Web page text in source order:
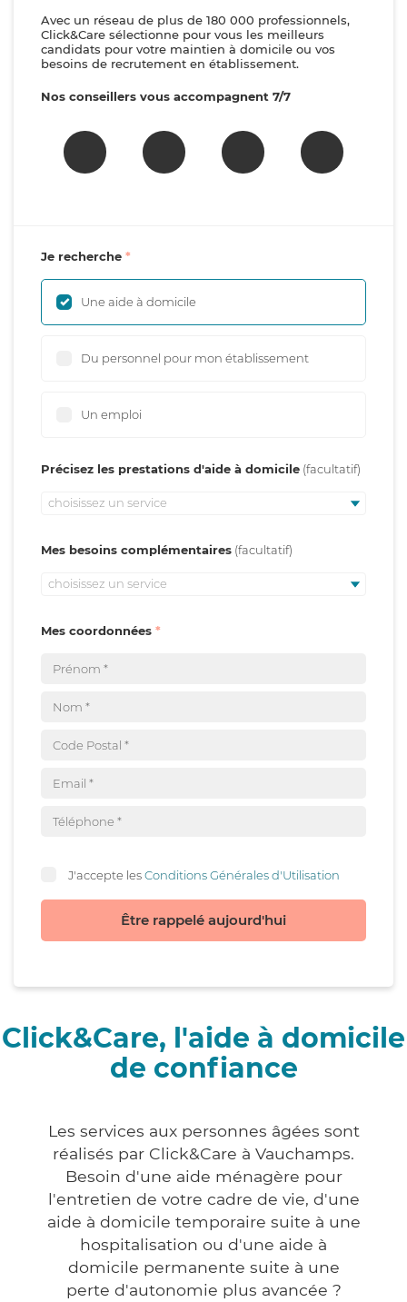
Avec un réseau de plus de 180 000 professionnels,
Click&Care sélectionne pour vous les meilleurs
candidats pour votre maintien à domicile ou vos
besoins de recrutement en établissement.
Nos conseillers vous accompagnent 7/7
Je recherche
Une aide à domicile
Du personnel pour mon établissement
Un emploi
Précisez les prestations d'aide à domicile
choisissez un service
Mes besoins complémentaires
choisissez un service
Mes coordonnées
J'accepte lesConditions Générales d'Utilisation
Être rappelé aujourd'hui
Click&Care, l'aide à domicile
de confiance
Les services aux personnes âgées sont
réalisés par Click&Care à Vauchamps.
Besoin d'une aide ménagère pour
l'entretien de votre cadre de vie, d'une
aide à domicile temporaire suite à une
hospitalisation ou d'une aide à
domicile permanente suite à une
perte d'autonomie plus avancée ?